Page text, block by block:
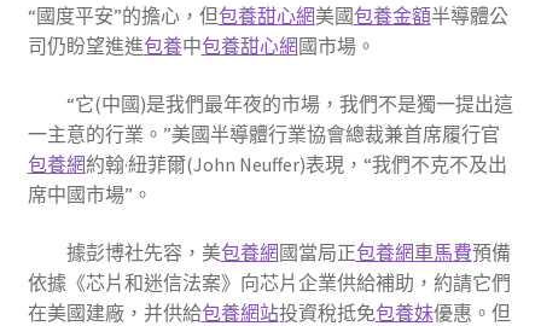
“國度平安”的擔心，但包養甜心網美國包養金額半導體公
司仍盼望進進包養中包養甜心網 國市場。
“它(中國)是我們最年夜的市場，我們不是獨一提出這
一主意的行業。”美國半導體行業協會總裁兼首席履行官
包養網約翰·紐菲爾(John Neuffer)表現，“我們不克不及出
席中國市場”。
據彭博社先容，美包養網國當局正包養網車馬費預備
依據《芯片和迷信法案》向芯片企業供給補助，約請它們
在美國建廠，并供給包養網站投資稅抵免包養妹優惠。但